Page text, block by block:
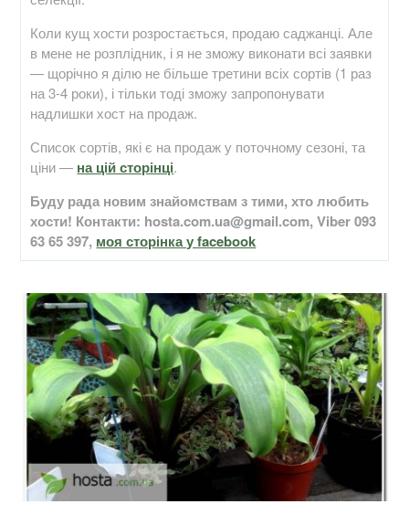
Коли кущ хости розростається, продаю саджанці. Але
в мене не розплідник, і я не зможу виконати всі заявки
— щорічно я ділю не більше третини всіх сортів (1 раз
на 3-4 роки), і тільки тоді зможу запропонувати
надлишки хост на продаж.
Список сортів, які є на продаж у поточному сезоні, та
ціни — на цій сторінці.
Буду рада новим знайомствам з тими, хто любить
хости! Контакти: hosta.com.ua@gmail.com, Viber 093
63 65 397, моя сторінка у facebook